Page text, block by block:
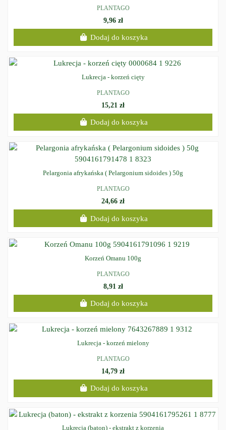
PLANTAGO
9,96 zł
Dodaj do koszyka
Lukrecja - korzeń cięty
PLANTAGO
15,21 zł
Dodaj do koszyka
Pelargonia afrykańska ( Pelargonium sidoides ) 50g
PLANTAGO
24,66 zł
Dodaj do koszyka
Korzeń Omanu 100g
PLANTAGO
8,91 zł
Dodaj do koszyka
Lukrecja - korzeń mielony
PLANTAGO
14,79 zł
Dodaj do koszyka
Lukrecja (baton) - ekstrakt z korzenia